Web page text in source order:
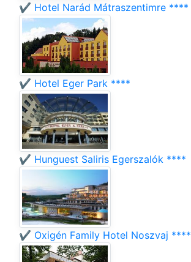
✔️ Hotel Narád Mátraszentimre ****
✔️ Hotel Eger Park ****
✔️ Hunguest Saliris Egerszalók ****
✔️ Oxigén Family Hotel Noszvaj ****